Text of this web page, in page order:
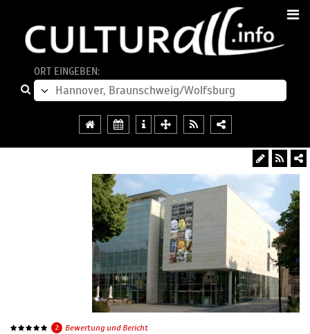
ORT EINGEBEN:
2 Bewertung und Bericht